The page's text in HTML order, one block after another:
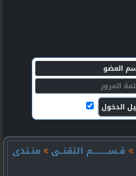
قـســـــــــم التقنــى
منـتدى